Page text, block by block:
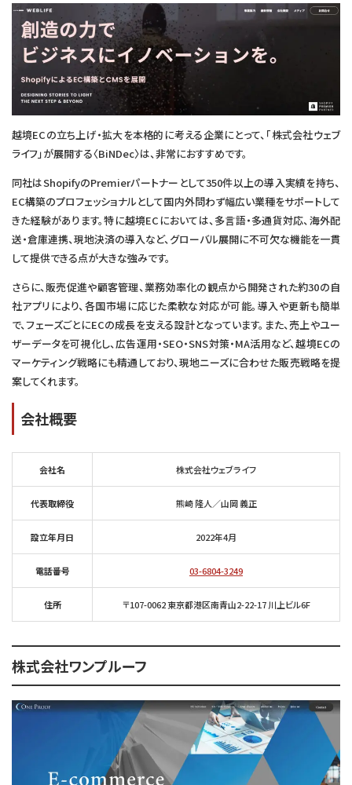
越境ECの立ち上げ・拡大を本格的に考える企業にとって、「株式会社ウェブ
ライフ」が展開する〈BiNDec〉は、非常におすすめです。
同社はShopifyのPremierパートナーとして350件以上の導入実績を持ち、
EC構築のプロフェッショナルとして国内外問わず幅広い業種をサポートして
きた経験があります。特に越境ECにおいては、多言語・多通貨対応、海外配
送・倉庫連携、現地決済の導入など、グローバル展開に不可欠な機能を一貫
して提供できる点が大きな強みです。
さらに、販売促進や顧客管理、業務効率化の観点から開発された約30の自
社アプリにより、各国市場に応じた柔軟な対応が可能。導入や更新も簡単
で、フェーズごとにECの成長を支える設計となっています。また、売上やユー
ザーデータを可視化し、広告運用・SEO・SNS対策・MA活用など、越境ECの
マーケティング戦略にも精通しており、現地ニーズに合わせた販売戦略を提
案してくれます。
会社概要
会社名 株式会社ウェブライフ
代表取締役 熊崎 隆人／山岡 義正
設立年月日 2022年4月
電話番号 03-6804-3249
住所 〒107-0062 東京都港区南青山2-22-17 川上ビル6F
株式会社ワンプルーフ